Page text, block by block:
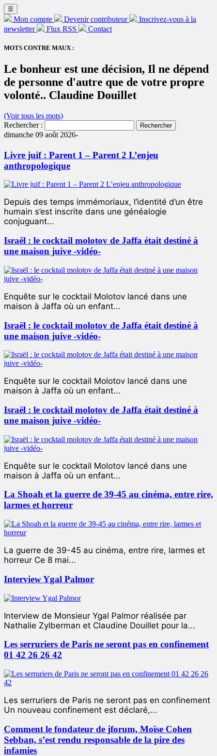
☰
Mon compte Devenir contributeur
Inscrivez-vous à la
newsletter
Flux RSS Contact
MOTS CONTRE MAUX :
Le bonheur est une décision, Il ne dépend
de personne d'autre que de votre propre
volonté.. Claudine Douillet
(Voir tous les mots)
Rechercher :
dimanche 09 août 2026-
Livre juif : Parent 1 – Parent 2 L’enjeu
anthropologique
Depuis des temps immémoriaux, l’identité d’un être
humain s’est inscrite dans une généalogie
conjuguant...
Israël : le cocktail molotov de Jaffa était destiné à
une maison juive -vidéo-
Enquête sur le cocktail Molotov lancé dans une
maison à Jaffa où un enfant...
Israël : le cocktail molotov de Jaffa était destiné à
une maison juive -vidéo-
Enquête sur le cocktail Molotov lancé dans une
maison à Jaffa où un enfant...
Israël : le cocktail molotov de Jaffa était destiné à
une maison juive -vidéo-
Enquête sur le cocktail Molotov lancé dans une
maison à Jaffa où un enfant...
La Shoah et la guerre de 39-45 au cinéma, entre rire,
larmes et horreur
La guerre de 39-45 au cinéma, entre rire, larmes et
horreur Ce 8 mai...
Interview Ygal Palmor
Interview de Monsieur Ygal Palmor réalisée par
Nathalie Zylberman et Claudine Douillet pour la...
Les serruriers de Paris ne seront pas en confinement
01 42 26 26 42
Les serruriers de Paris ne seront pas en confinement
Un nouveau confinement est déclaré,...
Comment le fondateur de jforum, Moïse Cohen
Sebban, s’est rendu responsable de la pire des
infamies